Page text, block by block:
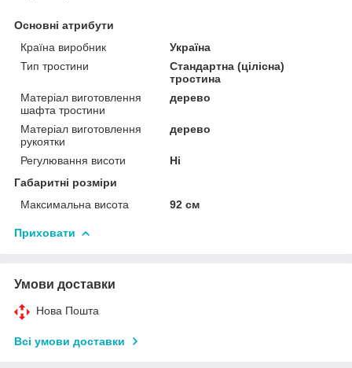
Основні атрибути
Країна виробник
Україна
Тип тростини
Стандартна (цілісна)
тростина
Матеріал виготовлення
шафта тростини
дерево
Матеріал виготовлення
рукоятки
дерево
Регулювання висоти
Ні
Габаритні розміри
Максимальна висота
92 см
Приховати
Умови доставки
Нова Пошта
Всі умови доставки